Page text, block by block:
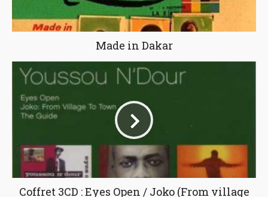
Made in Dakar
Coffret 3CD : Eyes Open / Joko (From village